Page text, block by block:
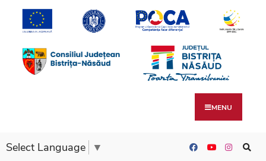
MENU
Select Language ▼